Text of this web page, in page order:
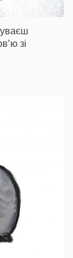
зі